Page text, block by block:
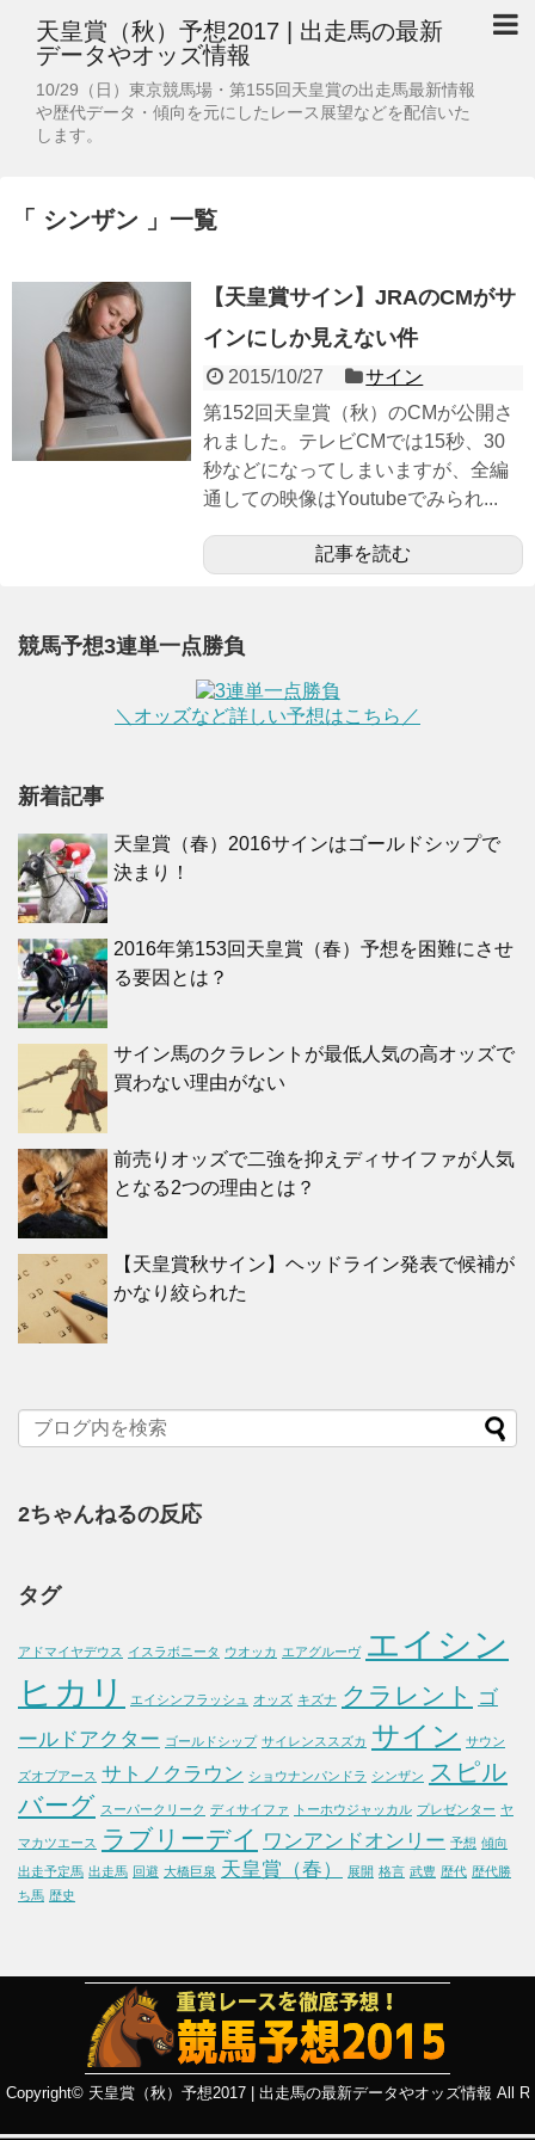
天皇賞（秋）予想2017 | 出走馬の最新
データやオッズ情報
10/29（日）東京競馬場・第155回天皇賞の出走馬最新情報
や歴代データ・傾向を元にしたレース展望などを配信いた
します。
「 シンザン 」一覧
【天皇賞サイン】JRAのCMがサ
インにしか見えない件
2015/10/27
サイン
第152回天皇賞（秋）のCMが公開さ
れました。テレビCMでは15秒、30
秒などになってしまいますが、全編
通しての映像はYoutubeでみられ...
記事を読む
競馬予想3連単一点勝負
＼オッズなど詳しい予想はこちら／
新着記事
天皇賞（春）2016サインはゴールドシップで
決まり！
2016年第153回天皇賞（春）予想を困難にさせ
る要因とは？
サイン馬のクラレントが最低人気の高オッズで
買わない理由がない
前売りオッズで二強を抑えディサイファが人気
となる2つの理由とは？
【天皇賞秋サイン】ヘッドライン発表で候補が
かなり絞られた
2ちゃんねるの反応
タグ
アドマイヤデウス イスラボニータ ウオッカ エアグルーヴ エイシン
ヒカリ
エイシンフラッシュ オッズ キズナ クラレント
ゴ
ールドアクター ゴールドシップ サイレンススズカ サイン サウン
ズオブアース サトノクラウン ショウナンパンドラ シンザン
スピル
バーグ スーパークリーク ディサイファ トーホウジャッカル プレゼンター ヤ
マカツエース ラブリーデイ ワンアンドオンリー 予想 傾向
出走予定馬 出走馬 回避 大橋巨泉 天皇賞（春） 展開 格言 武豊 歴代 歴代勝
ち馬 歴史
Copyright© 天皇賞（秋）予想2017 | 出走馬の最新データやオッズ情報 All